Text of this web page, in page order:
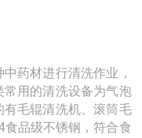
药材进行清洗作业，
用的清洗设备为气泡
毛辊清洗机、滚筒毛
食品级不锈钢，符合食